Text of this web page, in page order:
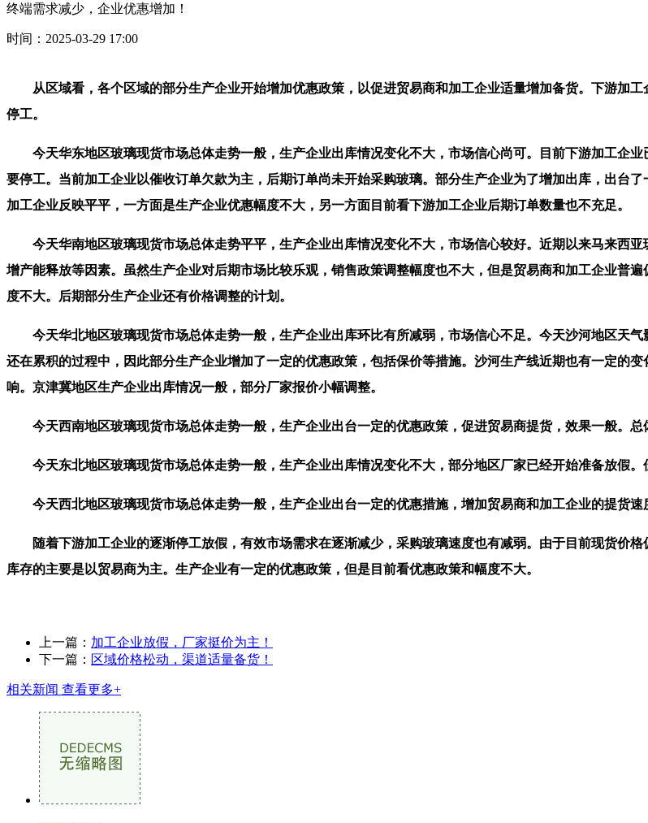
终端需求减少，企业优惠增加！
时间：2025-03-29 17:00
从区域看，各个区域的部分生产企业开始增加优惠政策，以促进贸易商和加工企业适量增加备货。下游加
停工。
今天华东地区玻璃现货市场总体走势一般，生产企业出库情况变化不大，市场信心尚可。目前下游加工企
要停工。当前加工企业以催收订单欠款为主，后期订单尚未开始采购玻璃。部分生产企业为了增加出库，出台
加工企业反映平平，一方面是生产企业优惠幅度不大，另一方面目前看下游加工企业后期订单数量也不充足。
今天华南地区玻璃现货市场总体走势平平，生产企业出库情况变化不大，市场信心较好。近期以来马来西
增产能释放等因素。虽然生产企业对后期市场比较乐观，销售政策调整幅度也不大，但是贸易商和加工企业普
度不大。后期部分生产企业还有价格调整的计划。
今天华北地区玻璃现货市场总体走势一般，生产企业出库环比有所减弱，市场信心不足。今天沙河地区天
还在累积的过程中，因此部分生产企业增加了一定的优惠政策，包括保价等措施。沙河生产线近期也有一定的
响。京津冀地区生产企业出库情况一般，部分厂家报价小幅调整。
今天西南地区玻璃现货市场总体走势一般，生产企业出台一定的优惠政策，促进贸易商提货，效果一般。总
今天东北地区玻璃现货市场总体走势一般，生产企业出库情况变化不大，部分地区厂家已经开始准备放假。
今天西北地区玻璃现货市场总体走势一般，生产企业出台一定的优惠措施，增加贸易商和加工企业的提货速
随着下游加工企业的逐渐停工放假，有效市场需求在逐渐减少，采购玻璃速度也有减弱。由于目前现货价
库存的主要是以贸易商为主。生产企业有一定的优惠政策，但是目前看优惠政策和幅度不大。
上一篇： 加工企业放假，厂家挺价为主！
下一篇： 区域价格松动，渠道适量备货！
相关新闻 查看更多+